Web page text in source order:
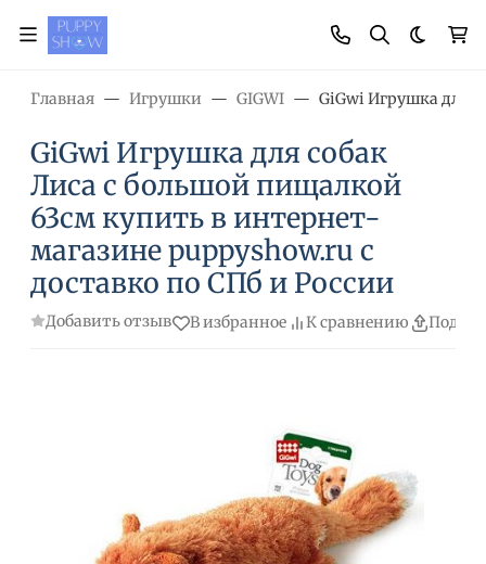
Главная Игрушки GIGWI GiGwi Игрушка для
GiGwi Игрушка для собак
Лиса с большой пищалкой
63см купить в интернет-
магазине puppyshow.ru с
доставко по СПб и России
Добавить отзыв В избранное К сравнению